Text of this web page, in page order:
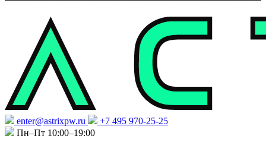
enter@astrixpw.ru
+7 495 970-25-25
Пн–Пт 10:00–19:00